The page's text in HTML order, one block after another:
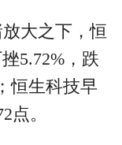
大之下，恒
5.72%，跌
恒生科技早
点。